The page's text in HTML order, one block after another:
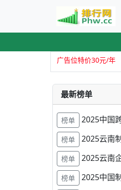
广告位特价30元/年
最新榜单
榜单 2025中国
榜单 2025云南
榜单 2025云南
榜单 2025中国